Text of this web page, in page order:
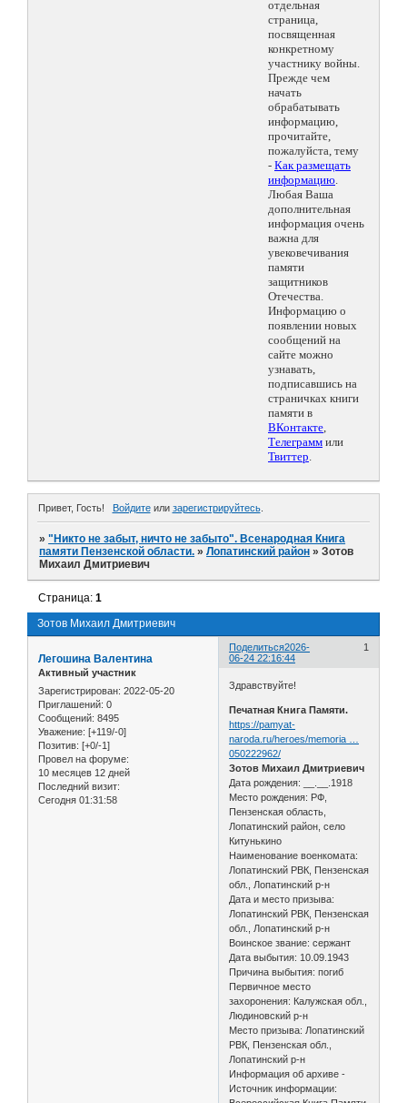
отдельная
страница,
посвященная
конкретному
участнику войны.
Прежде чем
начать
обрабатывать
информацию,
прочитайте,
пожалуйста, тему
- Как размещать
информацию.
Любая Ваша
дополнительная
информация очень
важна для
увековечивания
памяти
защитников
Отечества.
Информацию о
появлении новых
сообщений на
сайте можно
узнавать,
подписавшись на
страничках книги
памяти в
ВКонтакте,
Телеграмм или
Твиттер.
Привет, Гость! Войдитеили зарегистрируйтесь.
»"Никто не забыт, ничто не забыто". Всенародная Книга
памяти Пензенской области. »Лопатинский район »Зотов
Михаил Дмитриевич
Зотов Михаил Дмитриевич
Страница:1
Поделиться 1
2026-
06-24 22:16:44
Легошина Валентина
Активный участник
Зарегистрирован: 2022-05-20
Приглашений: 0
Сообщений: 8495
Уважение: [+119/-0]
Позитив: [+0/-1]
Провел на форуме:
10 месяцев 12 дней
Последний визит:
Сегодня 01:31:58
Здравствуйте!
Печатная Книга Памяти.
https://pamyat-
naroda.ru/heroes/memoria …
050222962/
Зотов Михаил Дмитриевич
Дата рождения: __.__.1918
Место рождения: РФ,
Пензенская область,
Лопатинский район, село
Китунькино
Наименование военкомата:
Лопатинский РВК, Пензенская
обл., Лопатинский р-н
Дата и место призыва:
Лопатинский РВК, Пензенская
обл., Лопатинский р-н
Воинское звание: сержант
Дата выбытия: 10.09.1943
Причина выбытия: погиб
Первичное место
захоронения: Калужская обл.,
Людиновский р-н
Место призыва: Лопатинский
РВК, Пензенская обл.,
Лопатинский р-н
Информация об архиве -
Источник информации: